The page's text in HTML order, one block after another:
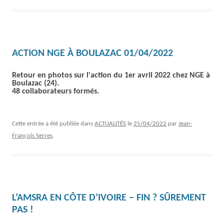
ACTION NGE À BOULAZAC 01/04/2022
Retour en photos sur l'action du 1er avril 2022 chez NGE à
Boulazac (24).
48 collaborateurs formés.
Cette entrée a été publiée dans ACTUALITÉS le 25/04/2022 par Jean-
François Serres.
L’AMSRA EN CÔTE D’IVOIRE – FIN ? SÛREMENT
PAS !